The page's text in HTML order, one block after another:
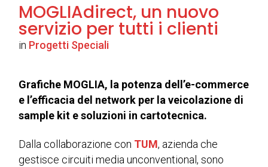
MOGLIAdirect, un nuovo
servizio per tutti i clienti
in Progetti Speciali
Grafiche MOGLIA, la potenza dell’e-commerce
e l’efficacia del network per la veicolazione di
sample kit e soluzioni in cartotecnica.
Dalla collaborazione con TUM, azienda che
gestisce circuiti media unconventional, sono